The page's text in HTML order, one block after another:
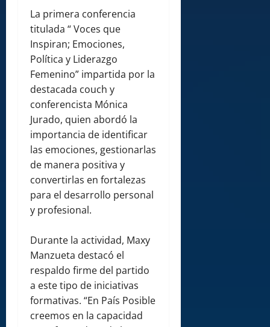
La primera conferencia
titulada “ Voces que
Inspiran; Emociones,
Política y Liderazgo
Femenino” impartida por la
destacada couch y
conferencista Mónica
Jurado, quien abordó la
importancia de identificar
las emociones, gestionarlas
de manera positiva y
convertirlas en fortalezas
para el desarrollo personal
y profesional.
Durante la actividad, Maxy
Manzueta destacó el
respaldo firme del partido
a este tipo de iniciativas
formativas. “En País Posible
creemos en la capacidad